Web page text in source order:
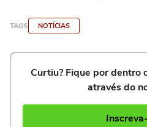
TAGS NOTÍCIAS
Curtiu? Fique por dentro
através do